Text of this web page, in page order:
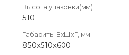
Высота упаковки(мм)
510
Габариты ВхШхГ, мм
850х510х600